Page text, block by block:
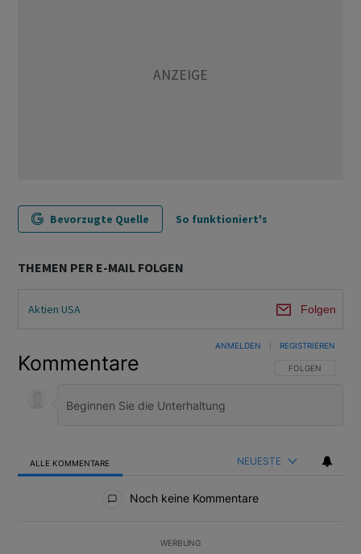
Bevorzugte Quelle So funktioniert's
THEMEN PER E-MAIL FOLGEN
Aktien USA Folgen
Kommentare FOLGE DIESER
FOLGEN
ANMELDEN REGISTRIEREN
ALLE KOMMENTARE NEUESTE
Noch keine Kommentare
WERBUNG